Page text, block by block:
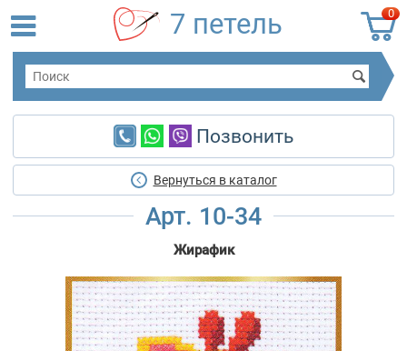
0
7 петель
Позвонить
Вернуться в каталог
Арт. 10-34
Жирафик